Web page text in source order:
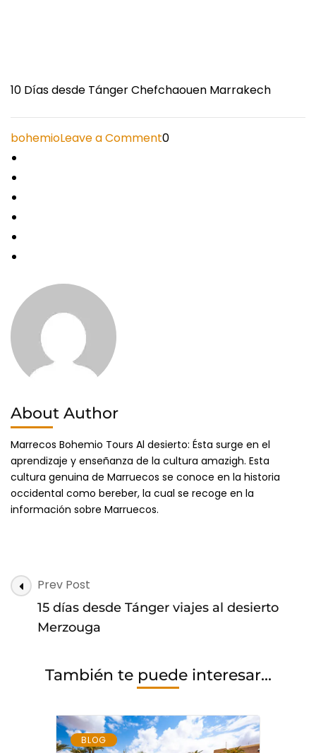
10 Días desde Tánger Chefchaouen Marrakech
bohemioLeave a Commenton
0
About Author
Marrecos Bohemio Tours Al desierto: Ésta surge en el
aprendizaje y enseñanza de la cultura amazigh. Esta
cultura genuina de Marruecos se conoce en la historia
occidental como bereber, la cual se recoge en la
información sobre Marruecos.
Post
Navigation
Prev Post
15 días desde Tánger viajes al desierto
Merzouga
También te puede interesar...
BLOG